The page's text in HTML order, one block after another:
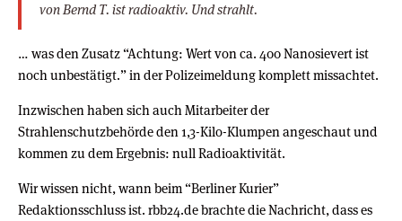
von Bernd T. ist radioaktiv. Und strahlt.
… was den Zusatz “Achtung: Wert von ca. 400 Nanosievert ist
noch unbestätigt.” in der Polizeimeldung komplett missachtet.
Inzwischen haben sich auch Mitarbeiter der
Strahlenschutzbehörde den 1,3-Kilo-Klumpen angeschaut und
kommen zu dem Ergebnis: null Radioaktivität.
Wir wissen nicht, wann beim “Berliner Kurier”
Redaktionsschluss ist. rbb24.de brachte die Nachricht, dass es